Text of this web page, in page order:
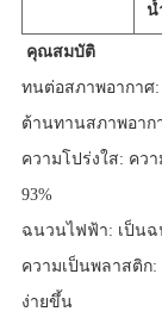
น้
คุณสมบัติ
ทนต่อสภาพอากาศ
ต้านทานสภาพอาก
ความโปร่งใส: คว
93%
ฉนวนไฟฟ้า: เป็นฉ
ความเป็นพลาสติก
ง่ายขึ้น